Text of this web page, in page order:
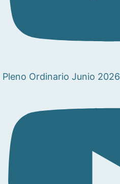
Pleno Ordinario Junio 2026